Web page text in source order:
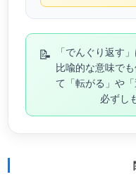
📝
「でんぐり返す
比喩的な意味で
て「転がる」や
必ずし